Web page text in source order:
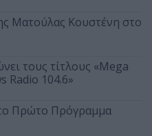
Ματούλας Κουστένη στο
τους τίτλους «Mega
Radio 104.6»
Πρώτο Πρόγραμμα